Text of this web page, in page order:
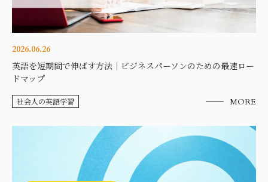
2026.06.26
英語を短期間で伸ばす方法｜ビジネスパーソンのための最速ロー
ドマップ
社会人の英語学習 MORE